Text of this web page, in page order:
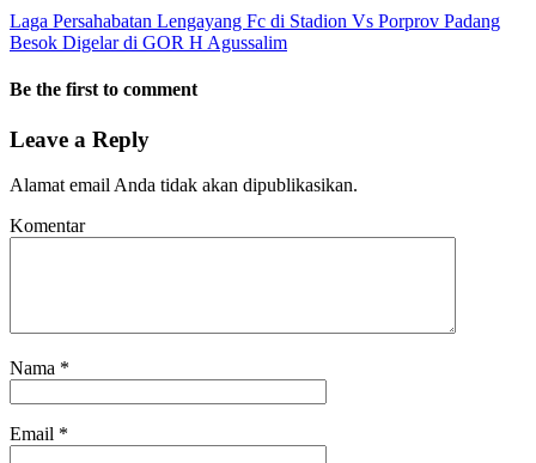
Laga Persahabatan Lengayang Fc di Stadion Vs Porprov Padang
Besok Digelar di GOR H Agussalim
Be the first to comment
Leave a Reply
Alamat email Anda tidak akan dipublikasikan.
Komentar
Nama *
Email *